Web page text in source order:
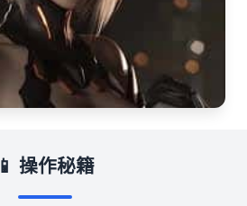
📱 操作秘籍